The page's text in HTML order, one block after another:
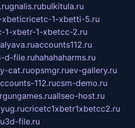
gnalis.rubulkitula.ru
xbeticricetc-1-xbetti-5.ru
1-xbetr-1-xbetcc-2.ru
accounts112.ru
d-file.ruhahahaharms.ru
cat.ruopsmgr.ruev-gallery.ru
112.rucsm-demo.ru
allseo-host.ru
cricetc1xbetr1xbetcc2.ru
3d-file.ru